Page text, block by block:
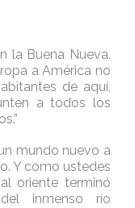
la Buena Nueva.
a América no
de aquí,
a todos los
mundo nuevo a
Y como ustedes
oriente terminó
inmenso río